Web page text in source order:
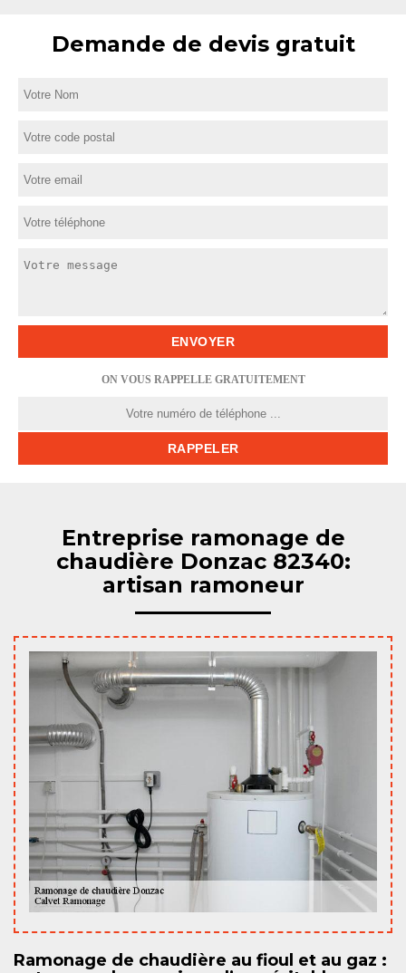
Demande de devis gratuit
ON VOUS RAPPELLE GRATUITEMENT
Entreprise ramonage de
chaudière Donzac 82340:
artisan ramoneur
Ramonage de chaudière au fioul et au gaz :